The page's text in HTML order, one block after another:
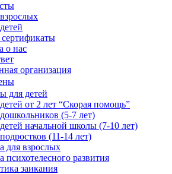
о нас
организация
для детей
от 2 лет “Скорая помощь”
(5-7 лет)
начальной школы (7-10 лет)
(11-14 лет)
для взрослых
психотелесного развития
заикания